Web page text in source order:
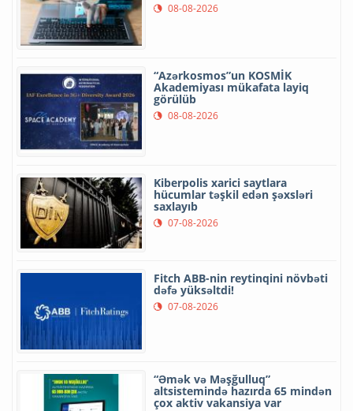
08-08-2026
“Azərkosmos”un KOSMİK
Akademiyası mükafata layiq
görülüb
08-08-2026
Kiberpolis xarici saytlara
hücumlar təşkil edən şəxsləri
saxlayıb
07-08-2026
Fitch ABB-nin reytinqini növbəti
dəfə yüksəltdi!
07-08-2026
“Əmək və Məşğulluq”
altsistemində hazırda 65 mindən
çox aktiv vakansiya var